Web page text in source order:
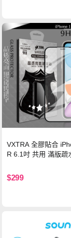
VXTRA 全膠貼合
R 6.1吋 共用 滿版疏
$299